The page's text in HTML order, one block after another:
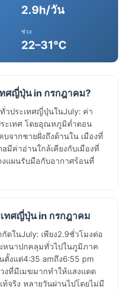
2.9h/วัน
ช่วง
22–31°C
ทศญี่ปุ่น in กรกฎาคม?
วประเทศญี่ปุ่นในJuly: ค่า
ระเทศ โดยอุณหภูมิต่ำตอน
จากชายฝั่งถึงด้านใน เมืองที่
มีค่าอ่านใกล้เคียงกับเมืองที่
แผนรับมือกับอากาศร้อนที่
ทศญี่ปุ่น in กรกฎาคม
ดในJuly: เพียง2.9ชั่วโมงต่อ
หนาปกคลุมทั่วไปในภูมิภาค
งแต่4:35 amถึง6:55 pm
งที่มีเมฆมากทำให้แสงแดด
ท้จริง หลายวันผ่านไปโดยไม่มี